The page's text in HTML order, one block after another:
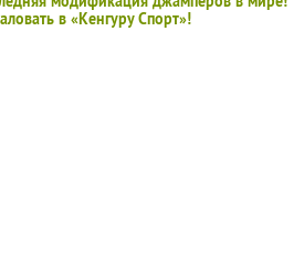
в «Кенгуру Спорт»!